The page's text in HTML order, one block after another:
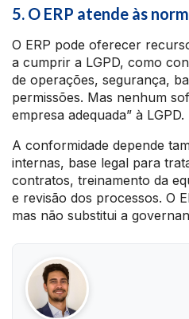
5. O ERP atende às
O ERP pode oferecer
a cumprir a LGPD, como
de operações, segurança,
permissões. Mas nenhum
empresa adequada” à LGPD.
A conformidade depende
internas, base legal para
contratos, treinamento da
e revisão dos processos. O
mas não substitui a